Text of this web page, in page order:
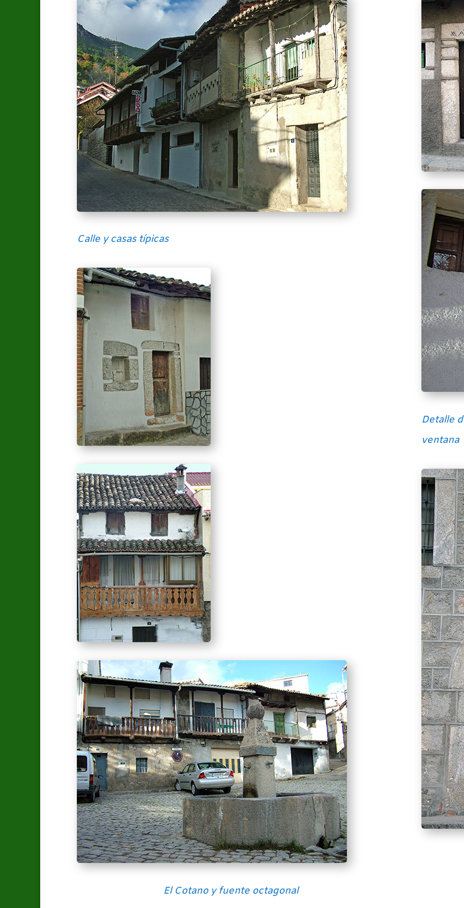
Calle y casas típicas
El Cotano y fuente octagonal
Detalle
ventana